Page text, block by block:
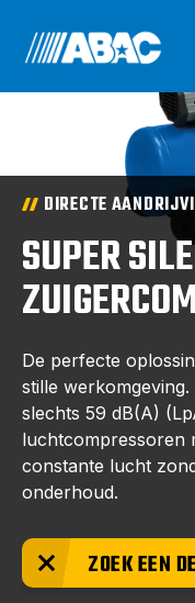
DIRECTE
SUPER
De perfecte
stille
slechts 59 dB(A)
luchtcompressoren
constante lucht
onderhoud.
ZOEK EEN